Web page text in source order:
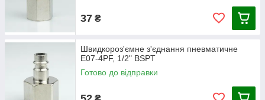
37 ₴
Швидкороз'ємне з'єднання пневматичне
E07-4PF, 1/2" BSPT
Готово до відправки